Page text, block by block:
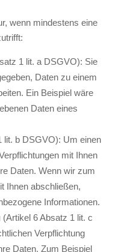
wenn mindestens eine
1 lit. a DSGVO): Sie
Daten zu einem
Ein Beispiel wäre
Daten eines
lit. b DSGVO): Um einen
mit Ihnen
Daten. Wenn wir zum
Ihnen abschließen,
Informationen.
(Artikel 6 Absatz 1 lit. c
Verpflichtung
Daten. Zum Beispiel